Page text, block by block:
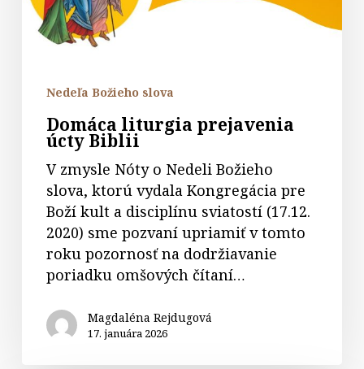
Nedeľa Božieho slova
Domáca liturgia prejavenia
úcty Biblii
V zmysle Nóty o Nedeli Božieho
slova, ktorú vydala Kongregácia pre
Boží kult a disciplínu sviatostí (17.12.
2020) sme pozvaní upriamiť v tomto
roku pozornosť na dodržiavanie
poriadku omšových čítaní…
Magdaléna Rejdugová
17. januára 2026